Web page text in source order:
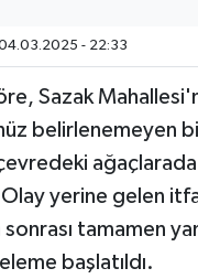
- 22:33
Sazak
belirlenemeyen
ağaçlarada
yerine gelen
tamamen
başlatıldı.